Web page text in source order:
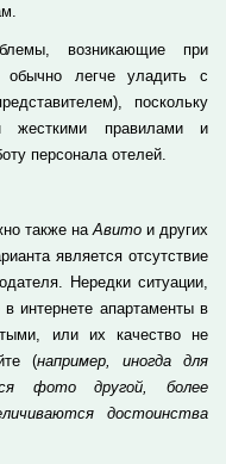
возникающие при
легче уладить с
поскольку
жесткими правилами и
персонала отелей.
также наАвито и других
является отсутствие
Нередки ситуации,
интернете апартаменты в
или их качество не
(например, иногда для
фото другой, более
достоинства